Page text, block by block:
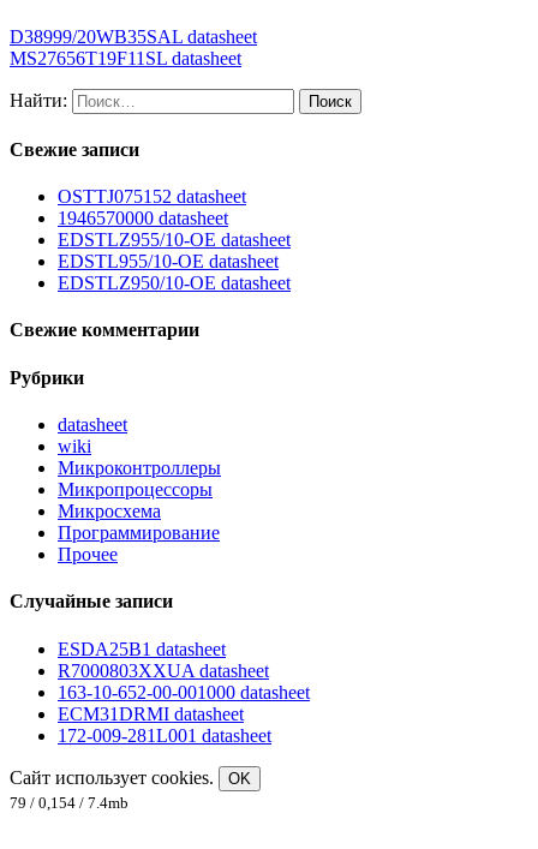
D38999/20WB35SAL datasheet
MS27656T19F11SL datasheet
Найти:
Свежие записи
OSTTJ075152 datasheet
1946570000 datasheet
EDSTLZ955/10-OE datasheet
EDSTL955/10-OE datasheet
EDSTLZ950/10-OE datasheet
Свежие комментарии
Рубрики
datasheet
wiki
Микроконтроллеры
Микропроцессоры
Микросхема
Программирование
Прочее
Случайные записи
ESDA25B1 datasheet
R7000803XXUA datasheet
163-10-652-00-001000 datasheet
ECM31DRMI datasheet
172-009-281L001 datasheet
Сайт использует cookies.
OK
79 / 0,154 / 7.4mb